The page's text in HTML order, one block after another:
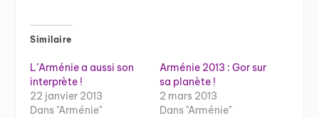
Similaire
L’Arménie a aussi son
interprète !
22 janvier 2013
Dans "Arménie"
Arménie 2013 : Gor sur
sa planète !
2 mars 2013
Dans "Arménie"